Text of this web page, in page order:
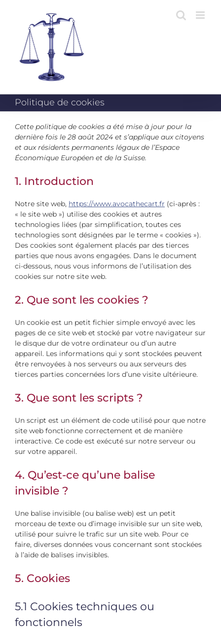
Politique de cookies
Cette politique de cookies a été mise à jour pour la
dernière fois le 28 août 2024 et s’applique aux citoyens
et aux résidents permanents légaux de l’Espace
Économique Européen et de la Suisse.
1. Introduction
Notre site web, https://www.avocathecart.fr (ci-après :
« le site web ») utilise des cookies et autres
technologies liées (par simplification, toutes ces
technologies sont désignées par le terme « cookies »).
Des cookies sont également placés par des tierces
parties que nous avons engagées. Dans le document
ci-dessous, nous vous informons de l’utilisation des
cookies sur notre site web.
2. Que sont les cookies ?
Un cookie est un petit fichier simple envoyé avec les
pages de ce site web et stocké par votre navigateur sur
le disque dur de votre ordinateur ou d’un autre
appareil. Les informations qui y sont stockées peuvent
être renvoyées à nos serveurs ou aux serveurs des
tierces parties concernées lors d’une visite ultérieure.
3. Que sont les scripts ?
Un script est un élément de code utilisé pour que notre
site web fonctionne correctement et de manière
interactive. Ce code est exécuté sur notre serveur ou
sur votre appareil.
4. Qu’est-ce qu’une balise
invisible ?
Une balise invisible (ou balise web) est un petit
morceau de texte ou d’image invisible sur un site web,
utilisé pour suivre le trafic sur un site web. Pour ce
faire, diverses données vous concernant sont stockées
à l’aide de balises invisibles.
5. Cookies
5.1 Cookies techniques ou
fonctionnels